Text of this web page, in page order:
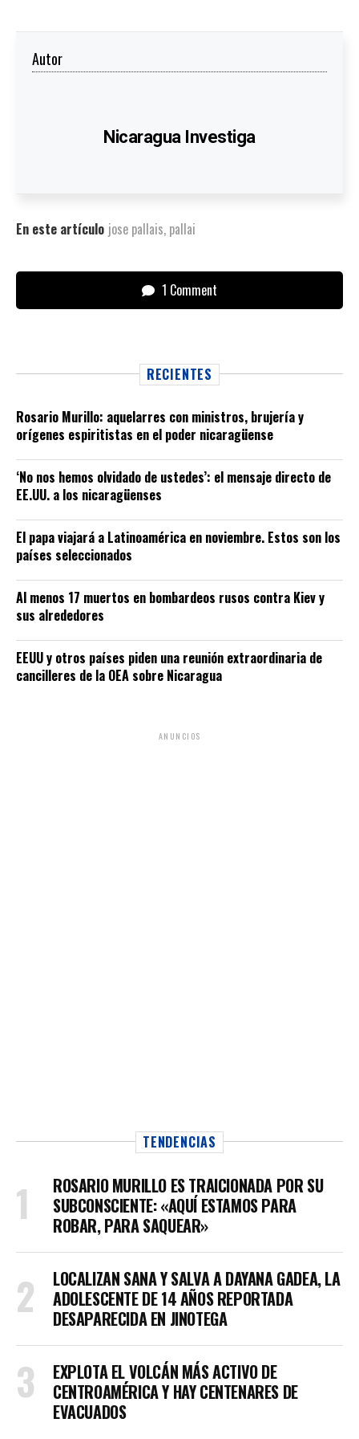
Autor
Nicaragua Investiga
En este artículo jose pallais, pallai
1 Comment
RECIENTES
Rosario Murillo: aquelarres con ministros, brujería y
orígenes espiritistas en el poder nicaragüense
‘No nos hemos olvidado de ustedes’: el mensaje directo de
EE.UU. a los nicaragüenses
El papa viajará a Latinoamérica en noviembre. Estos son los
países seleccionados
Al menos 17 muertos en bombardeos rusos contra Kiev y
sus alrededores
EEUU y otros países piden una reunión extraordinaria de
cancilleres de la OEA sobre Nicaragua
ANUNCIOS
TENDENCIAS
ROSARIO MURILLO ES TRAICIONADA POR SU
SUBCONSCIENTE: «AQUÍ ESTAMOS PARA
ROBAR, PARA SAQUEAR»
LOCALIZAN SANA Y SALVA A DAYANA GADEA, LA
ADOLESCENTE DE 14 AÑOS REPORTADA
DESAPARECIDA EN JINOTEGA
EXPLOTA EL VOLCÁN MÁS ACTIVO DE
CENTROAMÉRICA Y HAY CENTENARES DE
EVACUADOS